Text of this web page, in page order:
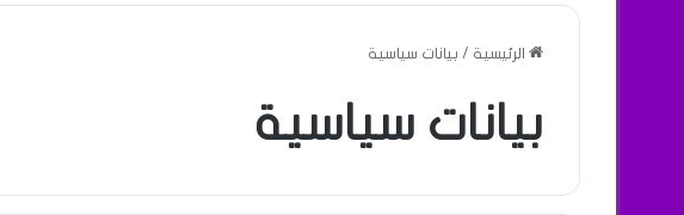
الرئيسية / بيانات سياسية
بيانات سياسية